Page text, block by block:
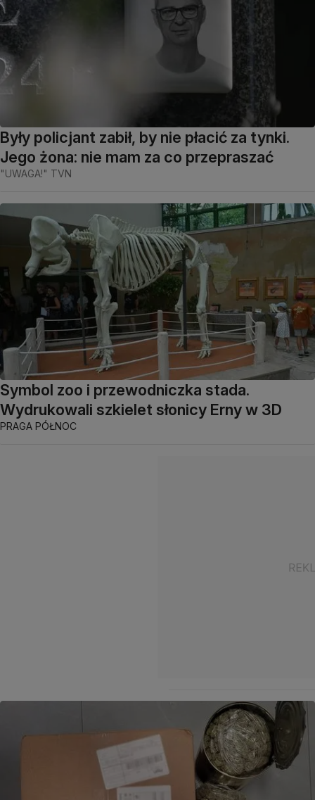
Były policjant zabił, by nie płacić za tynki.
Jego żona: nie mam za co przepraszać
"UWAGA!" TVN
Symbol zoo i przewodniczka stada.
Wydrukowali szkielet słonicy Erny w 3D
PRAGA PÓŁNOC